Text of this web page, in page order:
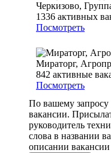
Черкизово,
1336 активных
Посмотреть
Мираторг,
842 активные
Посмотреть
По вашему запросу
вакансии.
руководитель
слова в названии
описании вакансии